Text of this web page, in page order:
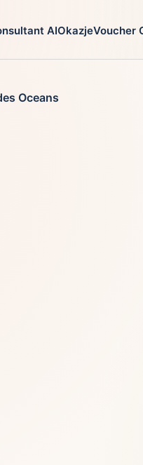
Kultura i
AIOkazjeVoucher
Oceans